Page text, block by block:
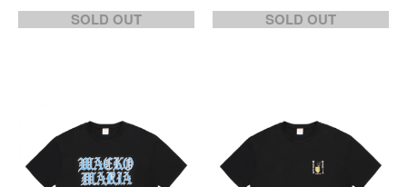
SOLD OUT SOLD OUT